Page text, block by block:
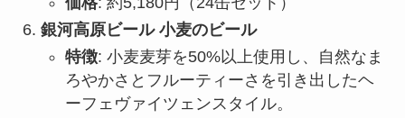
銀河高原ビール 小麦のビール
特徴: 小麦麦芽を50%以上使用し、自然なま
ろやかさとフルーティーさを引き出したヘ
ーフェヴァイツェンスタイル。